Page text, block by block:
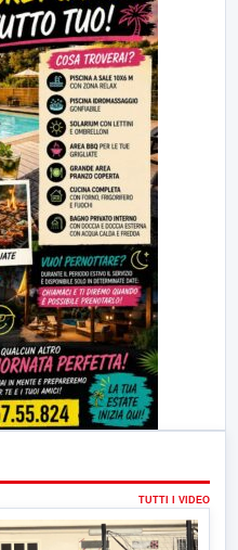
TUTTI I VIDEO